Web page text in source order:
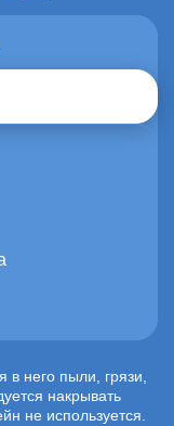
в него пыли, грязи,
накрывать
не используется.